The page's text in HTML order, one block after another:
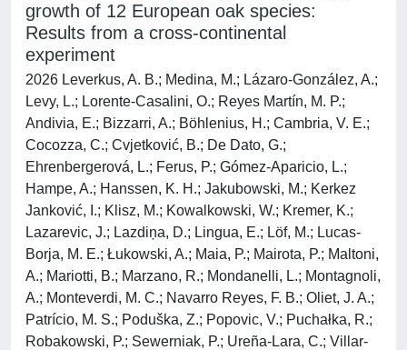
growth of 12 European oak species:
Results from a cross-continental
experiment
2026 Leverkus, A. B.; Medina, M.; Lázaro-González, A.;
Levy, L.; Lorente-Casalini, O.; Reyes Martín, M. P.;
Andivia, E.; Bizzarri, A.; Böhlenius, H.; Cambria, V. E.;
Cocozza, C.; Cvjetković, B.; De Dato, G.;
Ehrenbergerová, L.; Ferus, P.; Gómez-Aparicio, L.;
Hampe, A.; Hanssen, K. H.; Jakubowski, M.; Kerkez
Janković, I.; Klisz, M.; Kowalkowski, W.; Kremer, K.;
Lazarevic, J.; Lazdiņa, D.; Lingua, E.; Löf, M.; Lucas-
Borja, M. E.; Łukowski, A.; Maia, P.; Mairota, P.; Maltoni,
A.; Mariotti, B.; Marzano, R.; Mondanelli, L.; Montagnoli,
A.; Monteverdi, M. C.; Navarro Reyes, F. B.; Oliet, J. A.;
Patrício, M. S.; Poduška, Z.; Popovic, V.; Puchałka, R.;
Robakowski, P.; Sewerniak, P.; Ureña-Lara, C.; Villar-